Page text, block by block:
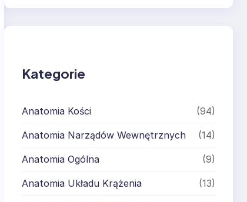
a
Kategorie
Anatomia Kości (94)
Anatomia Narządów Wewnętrznych (14)
Anatomia Ogólna (9)
Anatomia Układu Krążenia (13)